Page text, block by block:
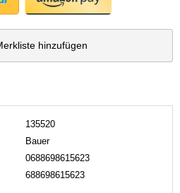
hinzufügen
135520
Bauer
0688698615623
688698615623